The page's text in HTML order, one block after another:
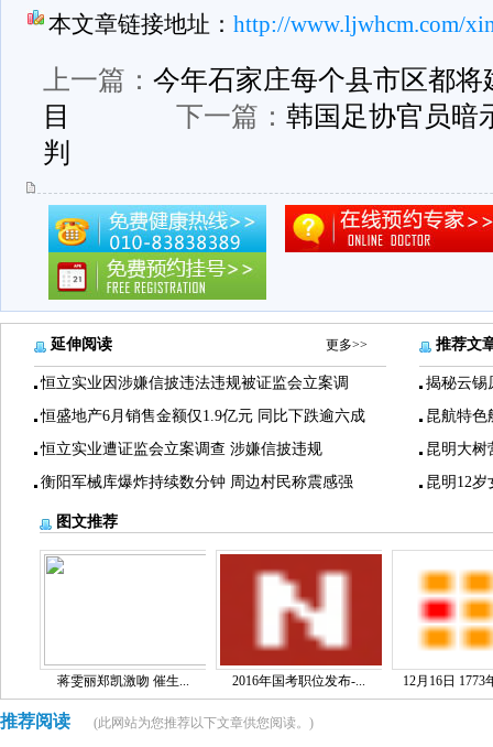
本文章链接地址： http://www.ljwhcm.com/
上一篇： 今年石家庄每个县市区都
目
下一篇： 韩国足协官员暗
判
延伸阅读 更多>>
恒立实业因涉嫌信披违法违规被证监会立案调
恒盛地产6月销售金额仅1.9亿元 同比下跌逾六成
恒立实业遭证监会立案调查 涉嫌信披违规
衡阳军械库爆炸持续数分钟 周边村民称震感强
推荐文
揭秘云锡
昆航特色
昆明大树
昆明12
图文推荐
蒋雯丽郑凯激吻 催生... 2016年国考职位发布-... 12月16日 1773
推荐阅读 (此网站为您推荐以下文章供您阅读。)